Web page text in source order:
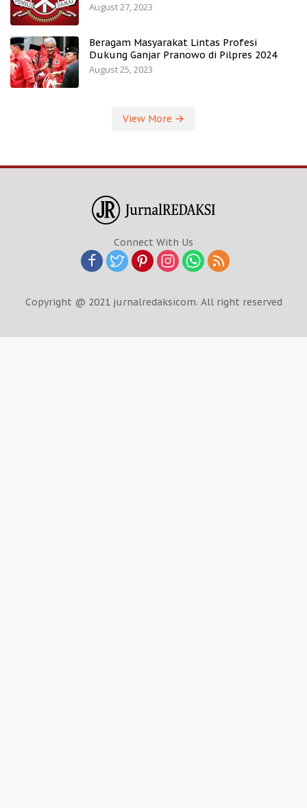
August 27, 2023
Beragam Masyarakat Lintas Profesi
Dukung Ganjar Pranowo di Pilpres 2024
August 25, 2023
View More
Connect With Us
Copyright @ 2021 jurnalredaksicom. All right reserved